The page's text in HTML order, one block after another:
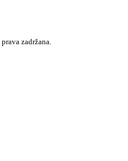
zadržana.